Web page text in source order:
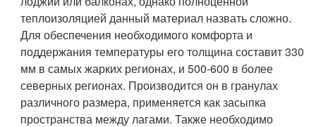
теплоизоляцией данный материал назвать сложно.
Для обеспечения необходимого комфорта и
поддержания температуры его толщина составит 330
мм в самых жарких регионах, и 500-600 в более
северных регионах. Производится он в гранулах
различного размера, применяется как засыпка
пространства между лагами. Также необходимо